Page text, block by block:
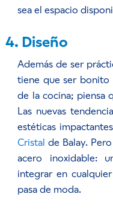
sea el espacio
4. Diseño
Además de ser
tiene que ser bonito
de la cocina; piensa
Las nuevas
estéticas
Cristal de Balay.
acero inoxidable:
integrar en
pasa de moda.